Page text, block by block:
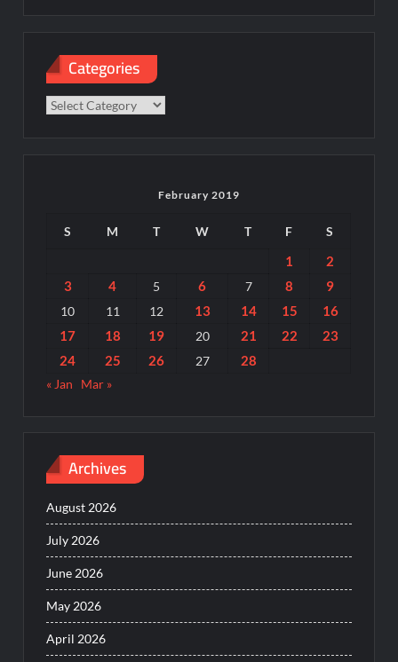
Categories
Categories
February 2019
S M T W T F S
1
2
3
4 5 6 7 8 9
10 11 12 13 14 15
16
17
18 19 20 21 22
23
24
25 26 27 28
« Jan Mar »
Archives
August 2026
July 2026
June 2026
May 2026
April 2026